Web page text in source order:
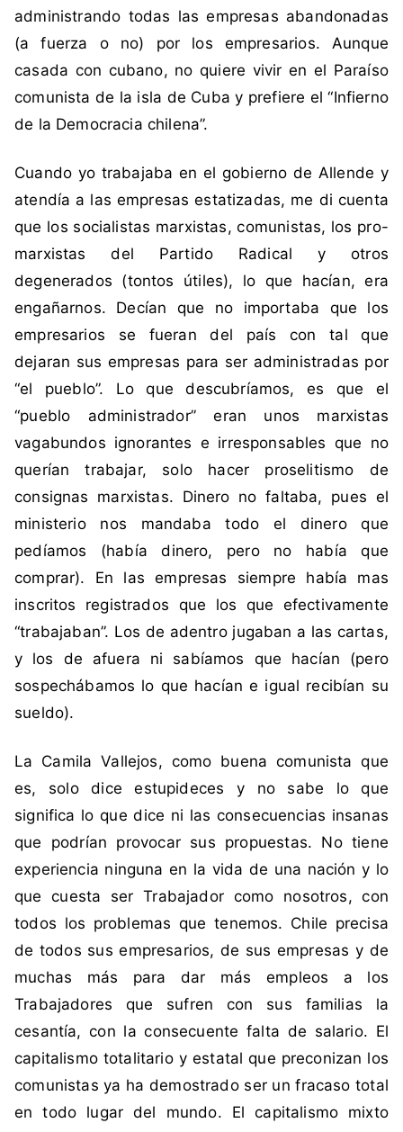
C
o
m
u
n
t
a
administrando todas las empresas abandonadas
(a fuerza o no) por los empresarios. Aunque
casada con cubano, no quiere vivir en el Paraíso
comunista de la isla de Cuba y prefiere el “Infierno
de la Democracia chilena”.
Cuando yo trabajaba en el gobierno de Allende y
atendía a las empresas estatizadas, me di cuenta
que los socialistas marxistas, comunistas, los pro-
marxistas del Partido Radical y otros
degenerados (tontos útiles), lo que hacían, era
engañarnos. Decían que no importaba que los
empresarios se fueran del país con tal que
dejaran sus empresas para ser administradas por
“el pueblo”. Lo que descubríamos, es que el
“pueblo administrador” eran unos marxistas
vagabundos ignorantes e irresponsables que no
querían trabajar, solo hacer proselitismo de
consignas marxistas. Dinero no faltaba, pues el
ministerio nos mandaba todo el dinero que
pedíamos (había dinero, pero no había que
comprar). En las empresas siempre había mas
inscritos registrados que los que efectivamente
“trabajaban”. Los de adentro jugaban a las cartas,
y los de afuera ni sabíamos que hacían (pero
sospechábamos lo que hacían e igual recibían su
sueldo).
La Camila Vallejos, como buena comunista que
es, solo dice estupideces y no sabe lo que
significa lo que dice ni las consecuencias insanas
que podrían provocar sus propuestas. No tiene
experiencia ninguna en la vida de una nación y lo
que cuesta ser Trabajador como nosotros, con
todos los problemas que tenemos. Chile precisa
de todos sus empresarios, de sus empresas y de
muchas más para dar más empleos a los
Trabajadores que sufren con sus familias la
cesantía, con la consecuente falta de salario. El
capitalismo totalitario y estatal que preconizan los
comunistas ya ha demostrado ser un fracaso total
en todo lugar del mundo. El capitalismo mixto